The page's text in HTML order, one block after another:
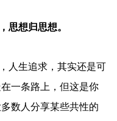
思想归思想。
人生追求，其实还是可
一条路上，但这是你
数人分享某些共性的